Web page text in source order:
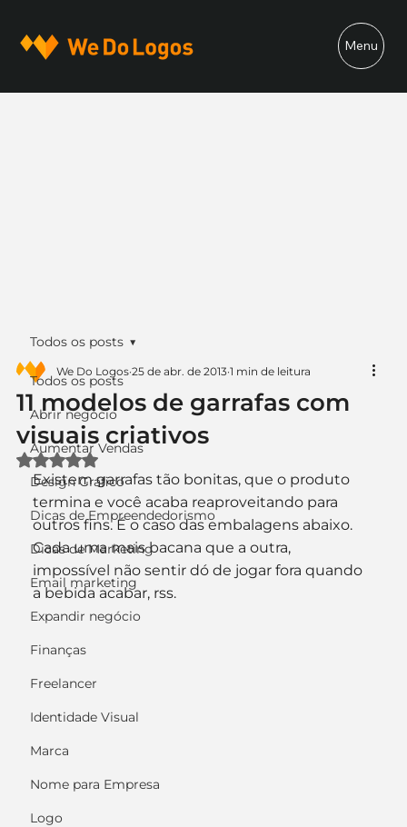
Menu
Todos os posts
Abrir negócio
Aumentar Vendas
Design Gráfico
Dicas de Empreendedorismo
Dicas de Marketing
Email marketing
Expandir negócio
Finanças
Freelancer
Identidade Visual
Marca
Nome para Empresa
Logo
Todos os posts
11 modelos de garrafas com
visuais criativos
We Do Logos 25 de abr. de 2013 1 min de leitura
Avaliado com NaN de 5 estrelas.
Existem garrafas tão bonitas, que o produto
termina e você acaba reaproveitando para
outros fins. É o caso das embalagens abaixo.
Cada uma mais bacana que a outra,
impossível não sentir dó de jogar fora quando
a bebida acabar, rss.